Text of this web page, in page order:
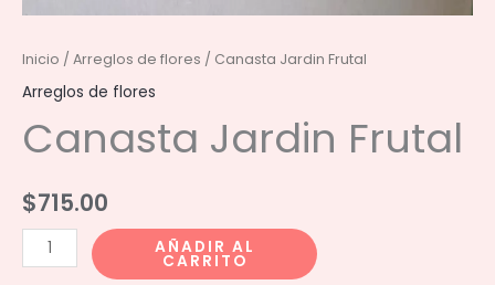
Inicio / Arreglos de flores / Canasta Jardin Frutal
Arreglos de flores
Canasta Jardin Frutal
$715.00
Canasta
Jardin
AÑADIR AL
CARRITO